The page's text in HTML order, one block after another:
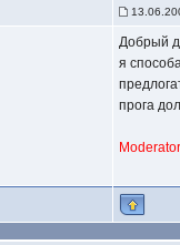
Добрый
я
прога